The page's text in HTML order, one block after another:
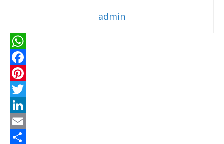
admin
W
h
a
s
A
F
a
c
e
b
P
n
T
w
L
E